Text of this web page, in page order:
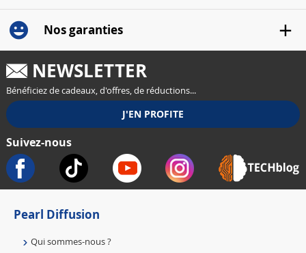
Nos garanties
NEWSLETTER
Bénéficiez de cadeaux, d'offres, de réductions...
Suivez-nous
Pearl Diffusion
Qui sommes-nous ?